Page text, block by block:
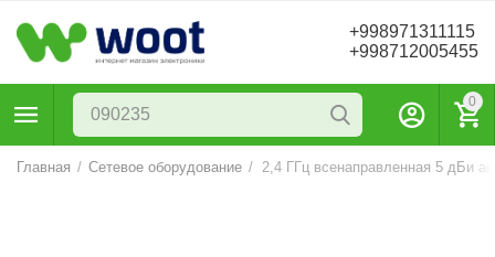
+998971311115
+998712005455
0
Главная / Сетевое оборудование /